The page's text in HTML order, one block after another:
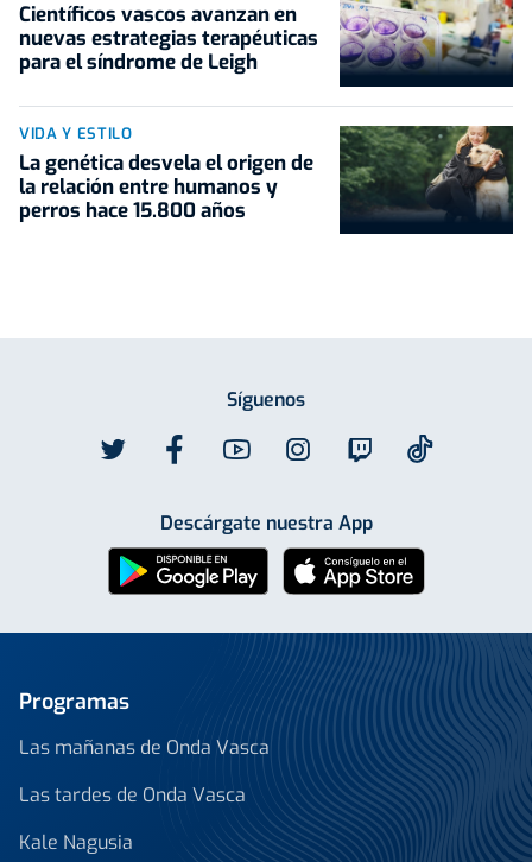
Científicos vascos avanzan en
nuevas estrategias terapéuticas
para el síndrome de Leigh
VIDA Y ESTILO
La genética desvela el origen de
la relación entre humanos y
perros hace 15.800 años
Síguenos
Descárgate nuestra App
Programas
Las mañanas de Onda Vasca
Las tardes de Onda Vasca
Kale Nagusia